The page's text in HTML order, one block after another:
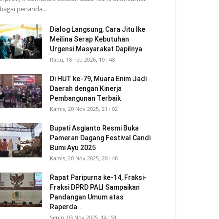
penanda...
Dialog Langsung, Cara Jitu Ike
Meilina Serap Kebutuhan
Urgensi Masyarakat Dapilnya
Rabu, 18 Feb 2026, 10 : 48
Di HUT ke-79, Muara Enim Jadi
Daerah dengan Kinerja
Pembangunan Terbaik
Kamis, 20 Nov 2025, 21 : 02
Bupati Asgianto Resmi Buka
Pameran Dagang Festival Candi
Bumi Ayu 2025
Kamis, 20 Nov 2025, 20 : 48
Rapat Paripurna ke-14, Fraksi-
Fraksi DPRD PALI Sampaikan
Pandangan Umum atas
Raperda...
Senin, 03 Nov 2025, 14 : 51